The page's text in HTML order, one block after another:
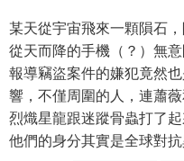
某天從宇宙飛來一顆隕石
從天而降的手機（？）無
報導竊盜案件的嫌犯竟然
響，不僅周圍的人，連蕭
烈熾星龍跟迷蹤骨蟲打了
他們的身分其實是全球對